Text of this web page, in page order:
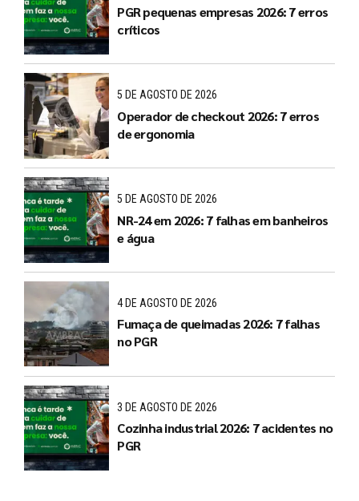
PGR pequenas empresas 2026: 7 erros
críticos
5 DE AGOSTO DE 2026
Operador de checkout 2026: 7 erros
de ergonomia
5 DE AGOSTO DE 2026
NR-24 em 2026: 7 falhas em banheiros
e água
4 DE AGOSTO DE 2026
Fumaça de queimadas 2026: 7 falhas
no PGR
3 DE AGOSTO DE 2026
Cozinha industrial 2026: 7 acidentes no
PGR